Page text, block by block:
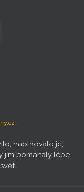
naplňovalo je,
jim pomáhaly lépe